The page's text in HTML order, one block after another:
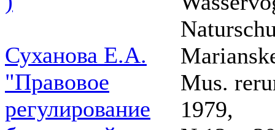
Суханова Е.А.
"Правовое
регулирование
Mus.
1979,